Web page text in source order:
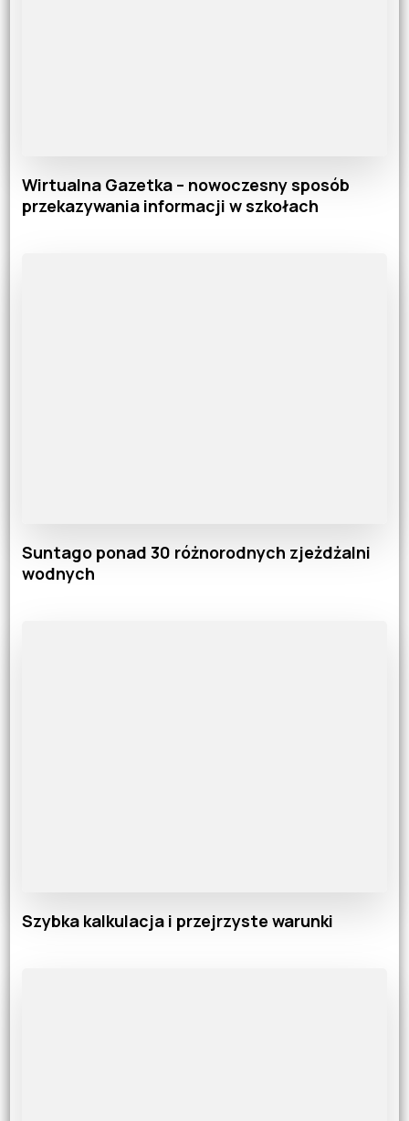
Wirtualna Gazetka – nowoczesny sposób
przekazywania informacji w szkołach
Suntago ponad 30 różnorodnych zjeżdżalni
wodnych
Szybka kalkulacja i przejrzyste warunki